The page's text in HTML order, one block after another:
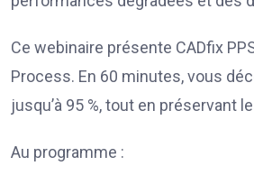
Ce webinaire présente CADfix
Process. En 60 minutes, vous
jusqu’à 95 %, tout en préservant
Au programme :